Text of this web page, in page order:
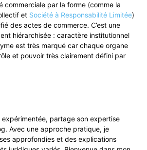
commerciale par la forme (comme la
et Société à Responsabilité Limitée)
des actes de commerce. C’est une
hiérarchisée : caractère institutionnel
est très marqué car chaque organe
et pouvoir très clairement défini par
partage son expertise
Avec une approche pratique, je
approfondies et des explications